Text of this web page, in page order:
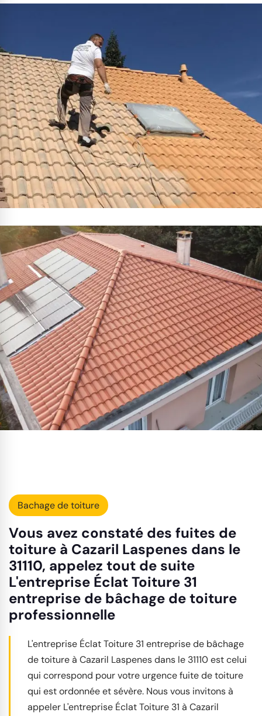
Bachage de toiture
Vous avez constaté des fuites de
toiture à Cazaril Laspenes dans le
31110, appelez tout de suite
L'entreprise Éclat Toiture 31
entreprise de bâchage de toiture
professionnelle
L'entreprise Éclat Toiture 31 entreprise de bâchage
de toiture à Cazaril Laspenes dans le 31110 est celui
qui correspond pour votre urgence fuite de toiture
qui est ordonnée et sévère. Nous vous invitons à
appeler L'entreprise Éclat Toiture 31 à Cazaril